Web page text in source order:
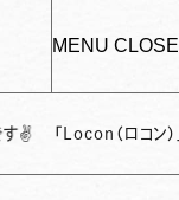
MENU CLOSE
（ロコン）」は、これま